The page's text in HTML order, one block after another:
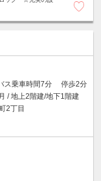
ス乗車時間7分 停歩2分
/ 地上2階建/地下1階建
2丁目